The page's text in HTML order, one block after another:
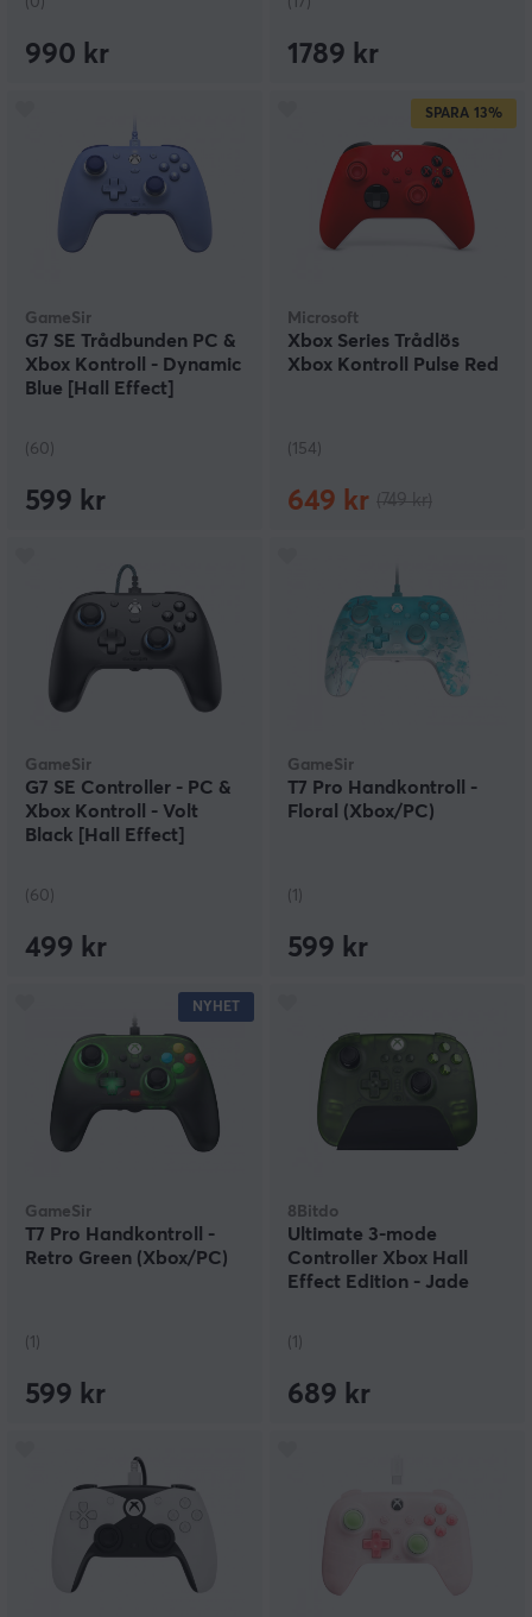
990 kr 1789 kr
GameSir
G7 SE Trådbunden PC &
Xbox Kontroll - Dynamic
Blue [Hall Effect]
(60)
599 kr
SPARA 13%
Microsoft
Xbox Series Trådlös
Xbox Kontroll Pulse Red
(154)
649 kr
GameSir
G7 SE Controller - PC &
Xbox Kontroll - Volt
Black [Hall Effect]
(60)
499 kr
GameSir
T7 Pro Handkontroll -
Floral (Xbox/PC)
(1)
599 kr
NYHET
GameSir
T7 Pro Handkontroll -
Retro Green (Xbox/PC)
(1)
599 kr
8Bitdo
Ultimate 3-mode
Controller Xbox Hall
Effect Edition - Jade
(1)
689 kr